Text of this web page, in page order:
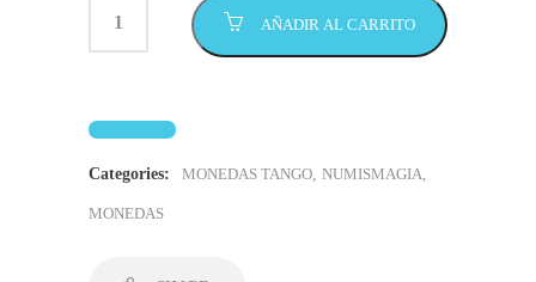
AÑADIR AL CARRITO
Categories: MONEDAS TANGO, NUMISMAGIA,
MONEDAS